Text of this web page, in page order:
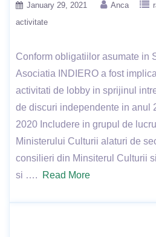
January 29, 2021 Anca
activitate
Conform obligatiilor asumate in
Asociatia INDIERO a fost
activitati de lobby in sprijinul
de discuri independente in anul
2020 Includere in grupul de
Ministerului Culturii alaturi de
consilieri din Minsiterul Culturii
si ….
Read More